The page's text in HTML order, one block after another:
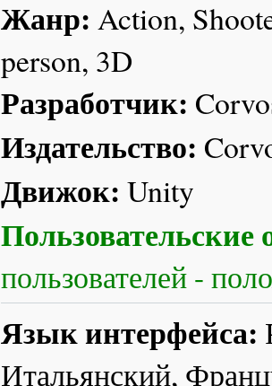
Жанр: Action,
person, 3D
Разработчик:
Издательство:
Движок: Unity
Пользовательские
пользователей -
Язык интерфейса:
Итальянский,